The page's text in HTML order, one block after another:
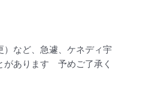
など、急遽、ケネディ宇
があります 予めご了承く